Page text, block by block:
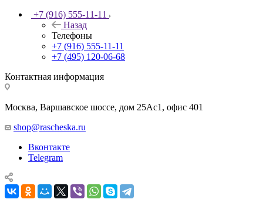
+7 (916) 555-11-11
Назад
Телефоны
+7 (916) 555-11-11
+7 (495) 120-06-68
Контактная информация
Москва, Варшавское шоссе, дом 25Аc1, офис 401
shop@rascheska.ru
Вконтакте
Telegram